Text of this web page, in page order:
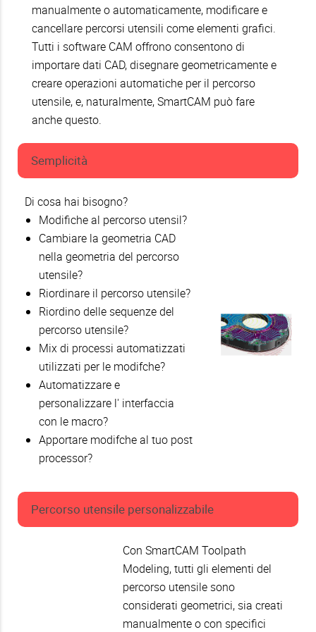
manualmente o automaticamente, modificare e
cancellare percorsi utensili come elementi grafici.
Tutti i software CAM offrono consentono di
importare dati CAD, disegnare geometricamente e
creare operazioni automatiche per il percorso
utensile, e, naturalmente, SmartCAM può fare
anche questo.
Semplicità
Di cosa hai bisogno?
Modifiche al percorso utensil?
Cambiare la geometria CAD
nella geometria del percorso
utensile?
Riordinare il percorso utensile?
Riordino delle sequenze del
percorso utensile?
Mix di processi automatizzati
utilizzati per le modifche?
Automatizzare e
personalizzare l' interfaccia
con le macro?
Apportare modifche al tuo post
processor?
Percorso utensile personalizzabile
Con SmartCAM Toolpath
Modeling, tutti gli elementi del
percorso utensile sono
considerati geometrici, sia creati
manualmente o con specifici